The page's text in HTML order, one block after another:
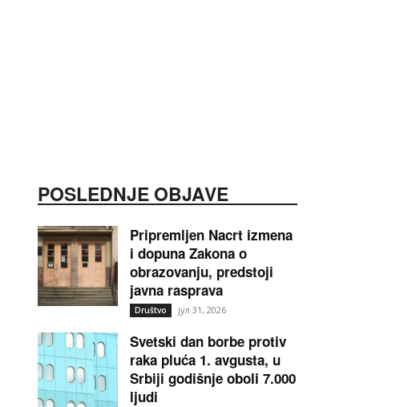
POSLEDNJE OBJAVE
Pripremljen Nacrt izmena
i dopuna Zakona o
obrazovanju, predstoji
javna rasprava
Društvo јул 31, 2026
Svetski dan borbe protiv
raka pluća 1. avgusta, u
Srbiji godišnje oboli 7.000
ljudi